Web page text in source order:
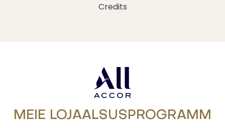
MEIE LOJAALSUSPROGRAMM
Credits